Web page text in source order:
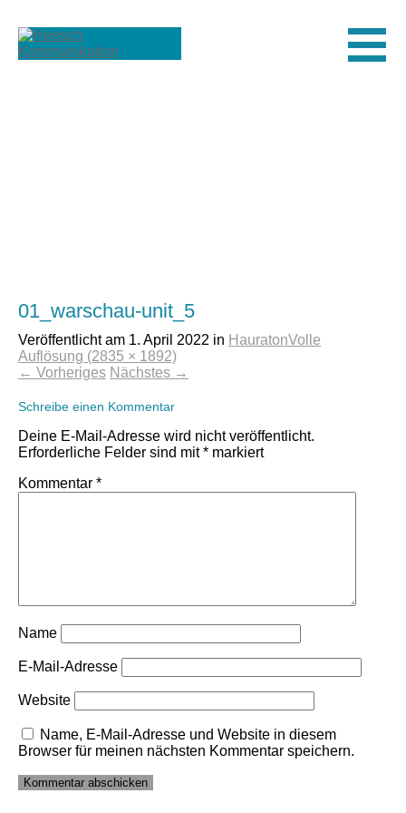
01_warschau-unit_5
Veröffentlicht am 1. April 2022 in HauratonVolle
Auflösung (2835 × 1892)
← Vorheriges Nächstes →
Schreibe einen Kommentar
Deine E-Mail-Adresse wird nicht veröffentlicht.
Erforderliche Felder sind mit* markiert
Kommentar *
Name
E-Mail-Adresse
Website
Name, E-Mail-Adresse und Website in diesem
Browser für meinen nächsten Kommentar speichern.